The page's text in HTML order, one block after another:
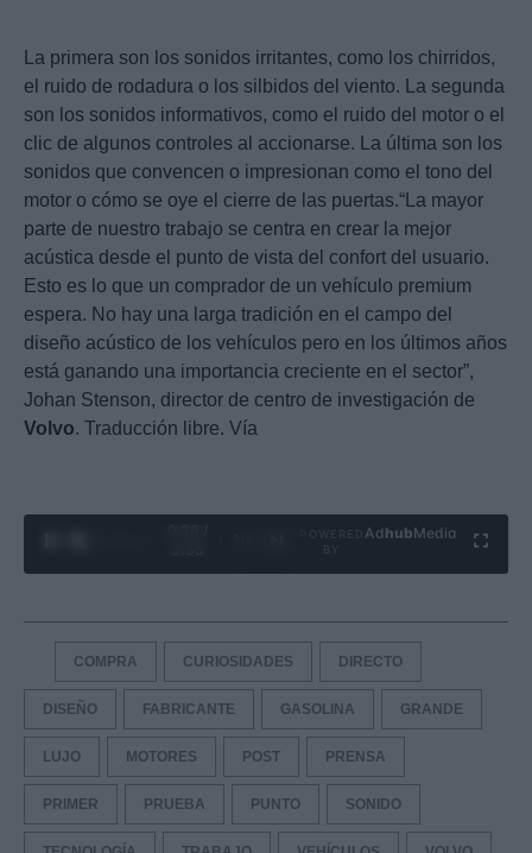
La primera son los sonidos irritantes, como los chirridos,
el ruido de rodadura o los silbidos del viento. La segunda
son los sonidos informativos, como el ruido del motor o el
clic de algunos controles al accionarse. La última son los
sonidos que convencen o impresionan como el tono del
motor o cómo se oye el cierre de las puertas.“La mayor
parte de nuestro trabajo se centra en crear la mejor
acústica desde el punto de vista del confort del usuario.
Esto es lo que un comprador de un vehículo premium
espera. No hay una larga tradición en el campo del
diseño acústico de los vehículos pero en los últimos años
está ganando una importancia creciente en el sector”,
Johan Stenson, director de centro de investigación de
Volvo. Traducción libre. Vía
0:29 /
Ad hubMedia
COMPRA CURIOSIDADES DIRECTO
DISEÑO FABRICANTE GASOLINA GRANDE
LUJO MOTORES POST PRENSA
PRIMER PRUEBA PUNTO SONIDO